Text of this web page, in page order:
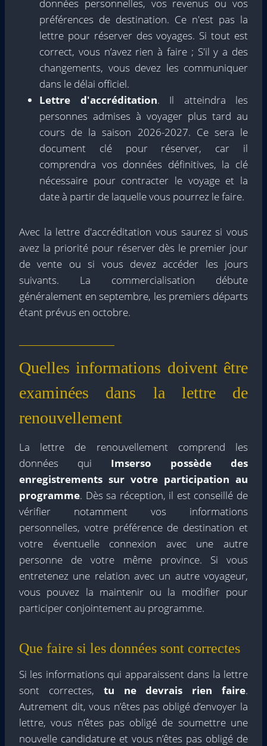
données personnelles, vos revenus ou vos
préférences de destination. Ce n'est pas la
lettre pour réserver des voyages. Si tout est
correct, vous n’avez rien à faire ; S'il y a des
changements, vous devez les communiquer
dans le délai officiel.
Lettre d'accréditation. Il atteindra les
personnes admises à voyager plus tard au
cours de la saison 2026-2027. Ce sera le
document clé pour réserver, car il
comprendra vos données définitives, la clé
nécessaire pour contracter le voyage et la
date à partir de laquelle vous pourrez le faire.
Avec la lettre d'accréditation vous saurez si vous
avez la priorité pour réserver dès le premier jour
de vente ou si vous devez accéder les jours
suivants. La commercialisation débute
généralement en septembre, les premiers départs
étant prévus en octobre.
Quelles informations doivent être
examinées dans la lettre de
renouvellement
La lettre de renouvellement comprend les
données qui Imserso possède des
enregistrements sur votre participation au
programme. Dès sa réception, il est conseillé de
vérifier notamment vos informations
personnelles, votre préférence de destination et
votre éventuelle connexion avec une autre
personne de votre même province. Si vous
entretenez une relation avec un autre voyageur,
vous pouvez la maintenir ou la modifier pour
participer conjointement au programme.
Que faire si les données sont correctes
Si les informations qui apparaissent dans la lettre
sont correctes, tu ne devrais rien faire.
Autrement dit, vous n’êtes pas obligé d’envoyer la
lettre, vous n’êtes pas obligé de soumettre une
nouvelle candidature et vous n’êtes pas obligé de